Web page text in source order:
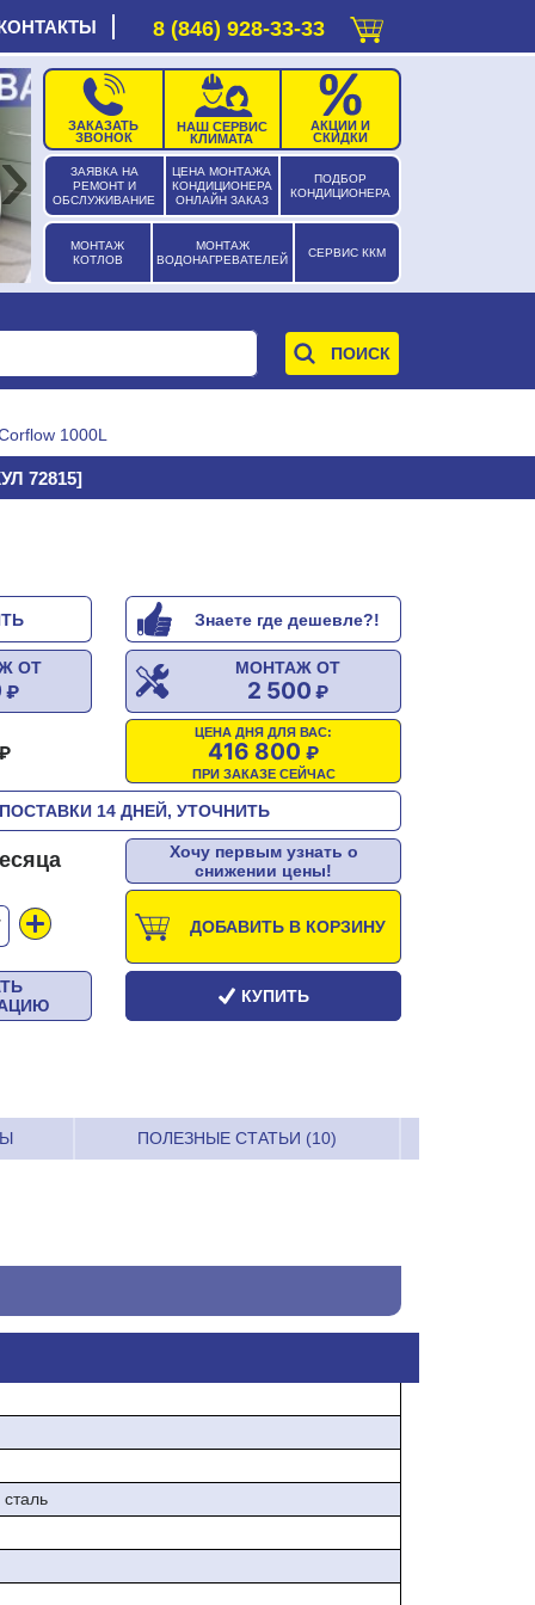
8 (846) 928-33-33
ЗАЯВКА НА
РЕМОНТ И
ОБСЛУЖИВАНИЕ
ЦЕНА МОНТАЖА
КОНДИЦИОНЕРА
ОНЛАЙН ЗАКАЗ
ПОДБОР
КОНДИЦИОНЕРА
МОНТАЖ
КОТЛОВ
МОНТАЖ
ВОДОНАГРЕВАТЕЛЕЙ
СЕРВИС ККМ
ЗАКАЗАТЬ
ЗВОНОК
НАШ СЕРВИС
КЛИМАТА
АКЦИИ И
СКИДКИ
1000L
72815]
Знаете где дешевле?!
МОНТАЖ ОТ
2 500
ОТ
ЦЕНА ДНЯ ДЛЯ ВАС:
416 800
ПРИ ЗАКАЗЕ СЕЙЧАС
14 ДНЕЙ, УТОЧНИТЬ
Хочу первым узнать о
снижении цены!
ДОБАВИТЬ В КОРЗИНУ
КУПИТЬ
ПОЛЕЗНЫЕ СТАТЬИ (10)